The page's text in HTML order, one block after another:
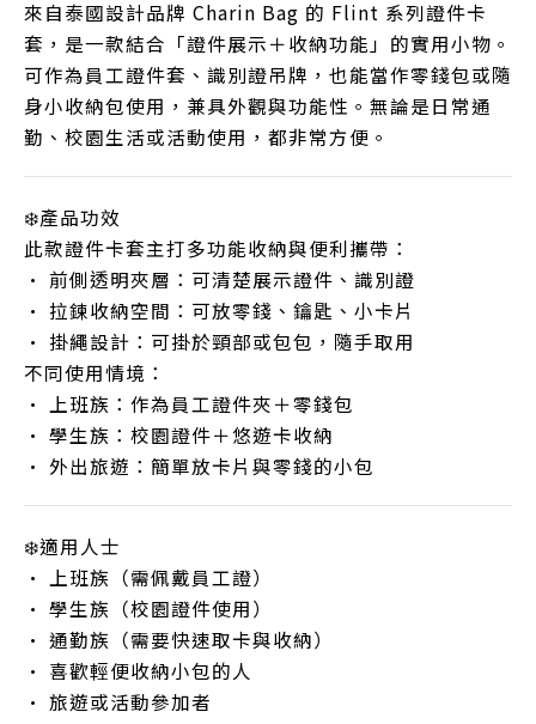
來自泰國設計品牌 Charin Bag 的 Flint 系列證件卡
套，是一款結合「證件展示＋收納功能」的實用小物。
可作為員工證件套、識別證吊牌，也能當作零錢包或隨
身小收納包使用，兼具外觀與功能性。無論是日常通
勤、校園生活或活動使用，都非常方便。
❄️產品功效
此款證件卡套主打多功能收納與便利攜帶：
• 前側透明夾層：可清楚展示證件、識別證
• 拉鍊收納空間：可放零錢、鑰匙、小卡片
• 掛繩設計：可掛於頸部或包包，隨手取用
不同使用情境：
• 上班族：作為員工證件夾＋零錢包
• 學生族：校園證件＋悠遊卡收納
• 外出旅遊：簡單放卡片與零錢的小包
❄️適用人士
• 上班族（需佩戴員工證）
• 學生族（校園證件使用）
• 通勤族（需要快速取卡與收納）
• 喜歡輕便收納小包的人
• 旅遊或活動參加者